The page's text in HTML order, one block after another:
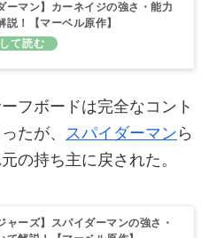
ーマン】カーネイジの強さ・能力
説！【マーベル原作】
フボードは完全なコント
たが、
スパイダーマン ら
の持ち主に戻された。
ャーズ】スパイダーマンの強さ・